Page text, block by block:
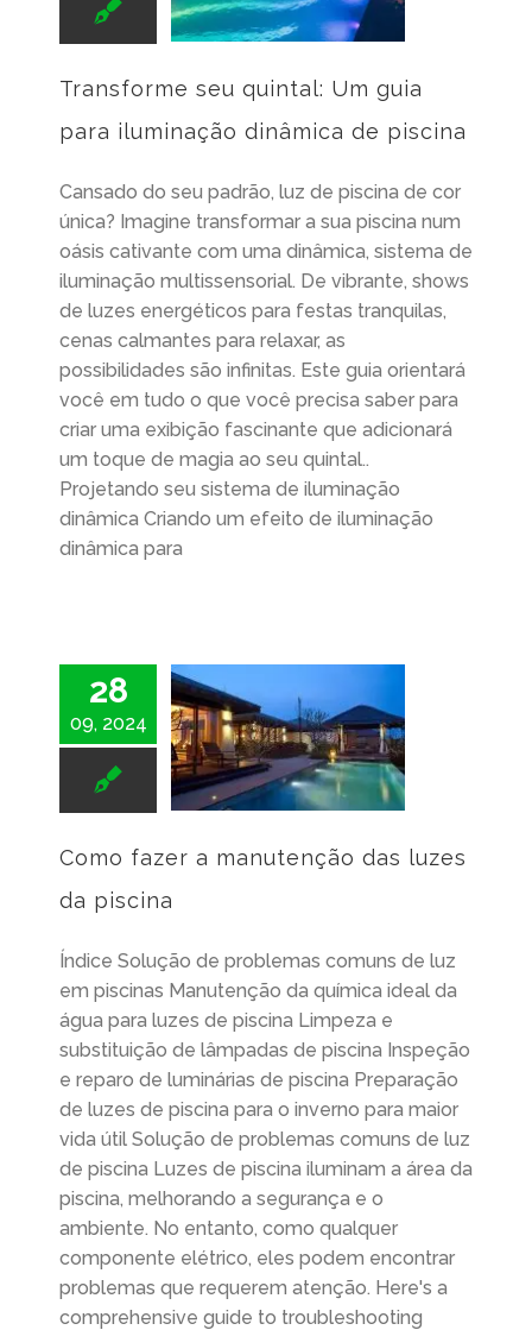
Transforme seu quintal: Um guia
para iluminação dinâmica de piscina
Cansado do seu padrão, luz de piscina de cor
única? Imagine transformar a sua piscina num
oásis cativante com uma dinâmica, sistema de
iluminação multissensorial. De vibrante, shows
de luzes energéticos para festas tranquilas,
cenas calmantes para relaxar, as
possibilidades são infinitas. Este guia orientará
você em tudo o que você precisa saber para
criar uma exibição fascinante que adicionará
um toque de magia ao seu quintal..
Projetando seu sistema de iluminação
dinâmica Criando um efeito de iluminação
dinâmica para
28
09, 2024
Como fazer a manutenção das luzes
da piscina
Índice Solução de problemas comuns de luz
em piscinas Manutenção da química ideal da
água para luzes de piscina Limpeza e
substituição de lâmpadas de piscina Inspeção
e reparo de luminárias de piscina Preparação
de luzes de piscina para o inverno para maior
vida útil Solução de problemas comuns de luz
de piscina Luzes de piscina iluminam a área da
piscina, melhorando a segurança e o
ambiente. No entanto, como qualquer
componente elétrico, eles podem encontrar
problemas que requerem atenção. Here's a
comprehensive guide to troubleshooting